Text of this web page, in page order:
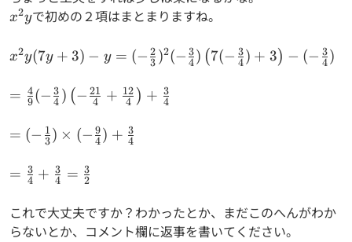
{4})^2+3(-
\frac{2}
{3})^2(-
\frac{3}
{4})-(-
\frac{3}
x^2y
x2yで初めの２項はまとまりますね。
x^2y(7y+3)-
{3})^2(-
\frac{3}
{4})\left(7(-
\frac{3}
{4})+3\right)-
(-\frac{3}{4})
x2y(7y + 3) − y = (− 3
2 )2(− 4
3) (7(− 4
3 ) + 3) − (− 4
3 )
=\frac{4}{9}(-
\frac{3}{4})\left( -
\frac{21}
{4}+\frac{12}
{4}\right)+\frac{3}
{4}
= 9
4 (− 4
3 ) (− 4
21 + 4
12 ) + 4
3
=(-\frac{1}
{3})×(-
\frac{9}
{4})+\frac{3}
{4}
= (− 3
1 ) × (− 4
9) + 4
3
=\frac{3}
{4}=\frac{3}
{2}
= 4
3 + 4
3 = 2
3
これで大丈夫ですか？わかったとか、まだこのへんがわか
らないとか、コメント欄に返事を書いてください。